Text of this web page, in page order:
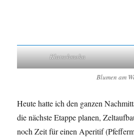
Klatschmohn
Blumen am
Heute hatte ich den ganzen
die nächste Etappe planen,
noch Zeit für einen Aperitif